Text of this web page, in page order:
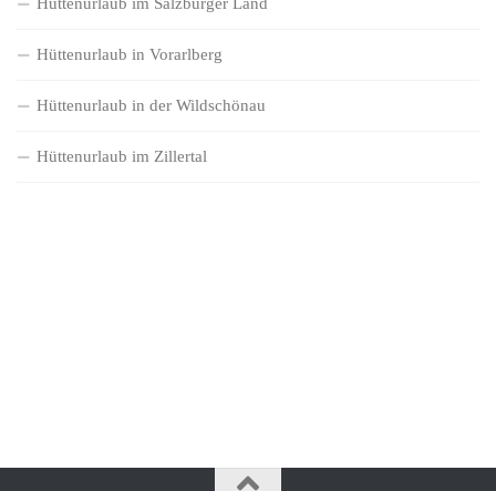
Hüttenurlaub in Vorarlberg
Hüttenurlaub in der Wildschönau
Hüttenurlaub im Zillertal